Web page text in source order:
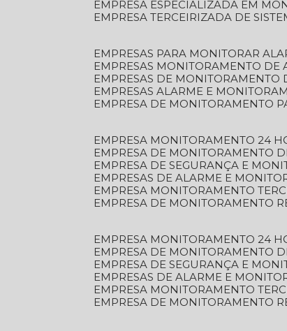
EMPRESA ESPECIALIZADA EM
EMPRESA TERCEIRIZADA DE
EMPRESAS PARA MONITORAR
EMPRESAS MONITORAMENTO DE
EMPRESAS DE
EMPRESAS ALARME E
EMPRESA DE MONITORAMENTO
EMPRESA MONITORAMENTO 24
EMPRESA DE MONITORAMENTO
EMPRESA DE SEGURANÇA E
EMPRESAS DE ALARME E
EMPRESA MONITORAMENTO
EMPRESA DE MONITORAMENTO
EMPRESA MONITORAMENTO 24
EMPRESA DE MONITORAMENTO
EMPRESA DE SEGURANÇA E
EMPRESAS DE ALARME E
EMPRESA MONITORAMENTO
EMPRESA DE MONITORAMENTO